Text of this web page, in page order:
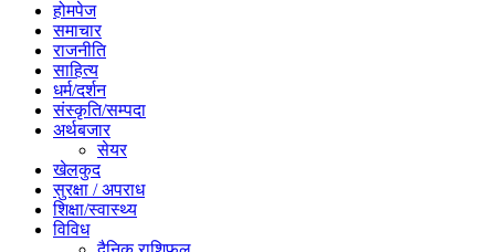
होमपेज
समाचार
राजनीति
साहित्य
धर्म/दर्शन
संस्कृति/सम्पदा
अर्थबजार
सेयर
खेलकुद
सुरक्षा / अपराध
शिक्षा/स्वास्थ्य
विविध